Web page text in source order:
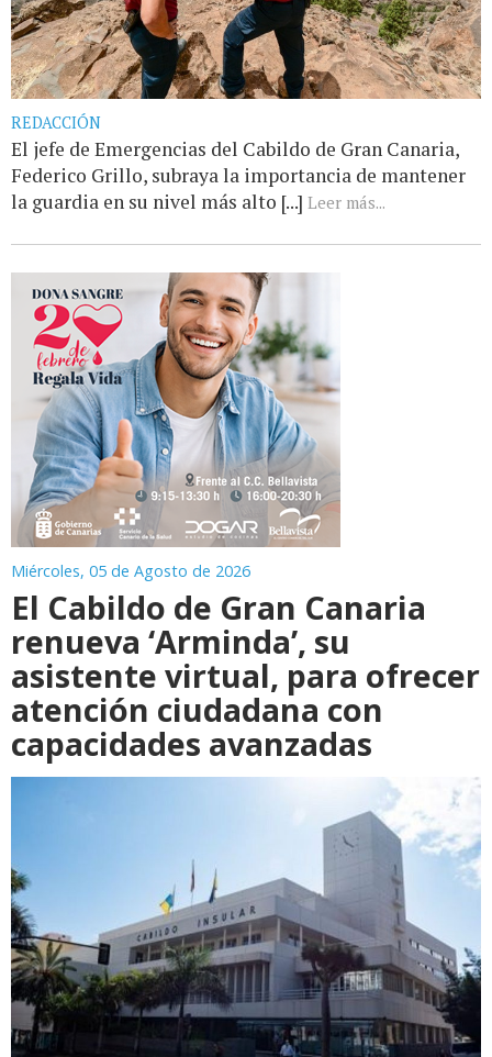
REDACCIÓN
El jefe de Emergencias del Cabildo de Gran Canaria,
Federico Grillo, subraya la importancia de mantener
la guardia en su nivel más alto [...] Leer más...
Miércoles, 05 de Agosto de 2026
El Cabildo de Gran Canaria
renueva ‘Arminda’, su
asistente virtual, para ofrecer
atención ciudadana con
capacidades avanzadas